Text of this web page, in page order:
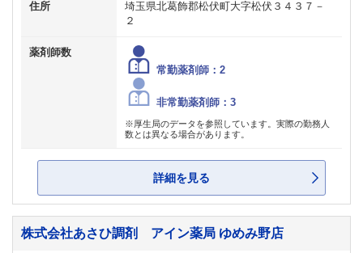
住所
埼玉県北葛飾郡松伏町大字松伏３４３７－
２
薬剤師数
常勤薬剤師：2
非常勤薬剤師：3
※厚生局のデータを参照しています。実際の勤務人
数とは異なる場合があります。
詳細を見る
株式会社あさひ調剤 アイン薬局 ゆめみ野店